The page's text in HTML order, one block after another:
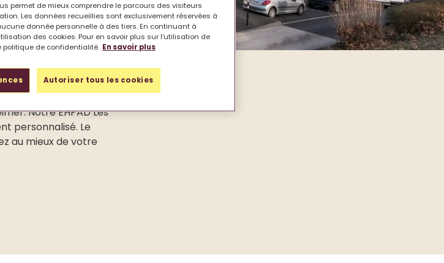
et Saint-Etienne,
Notre EHPAD Les
personnalisé. Le
au mieux de votre
permet de mieux comprendre le parcours des visiteurs
Les données recueillies sont exclusivement réservées à
donnée personnelle à des tiers. En continuant à
des cookies. Pour en savoir plus sur l'utilisation de
politique de confidentialité. En savoir plus
Autoriser tous les cookies